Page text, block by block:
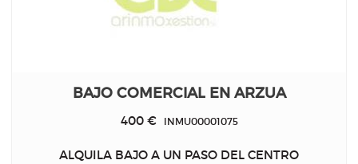
BAJO COMERCIAL EN ARZUA
400 €INMU00001075
ALQUILA BAJO A UN PASO DEL CENTRO